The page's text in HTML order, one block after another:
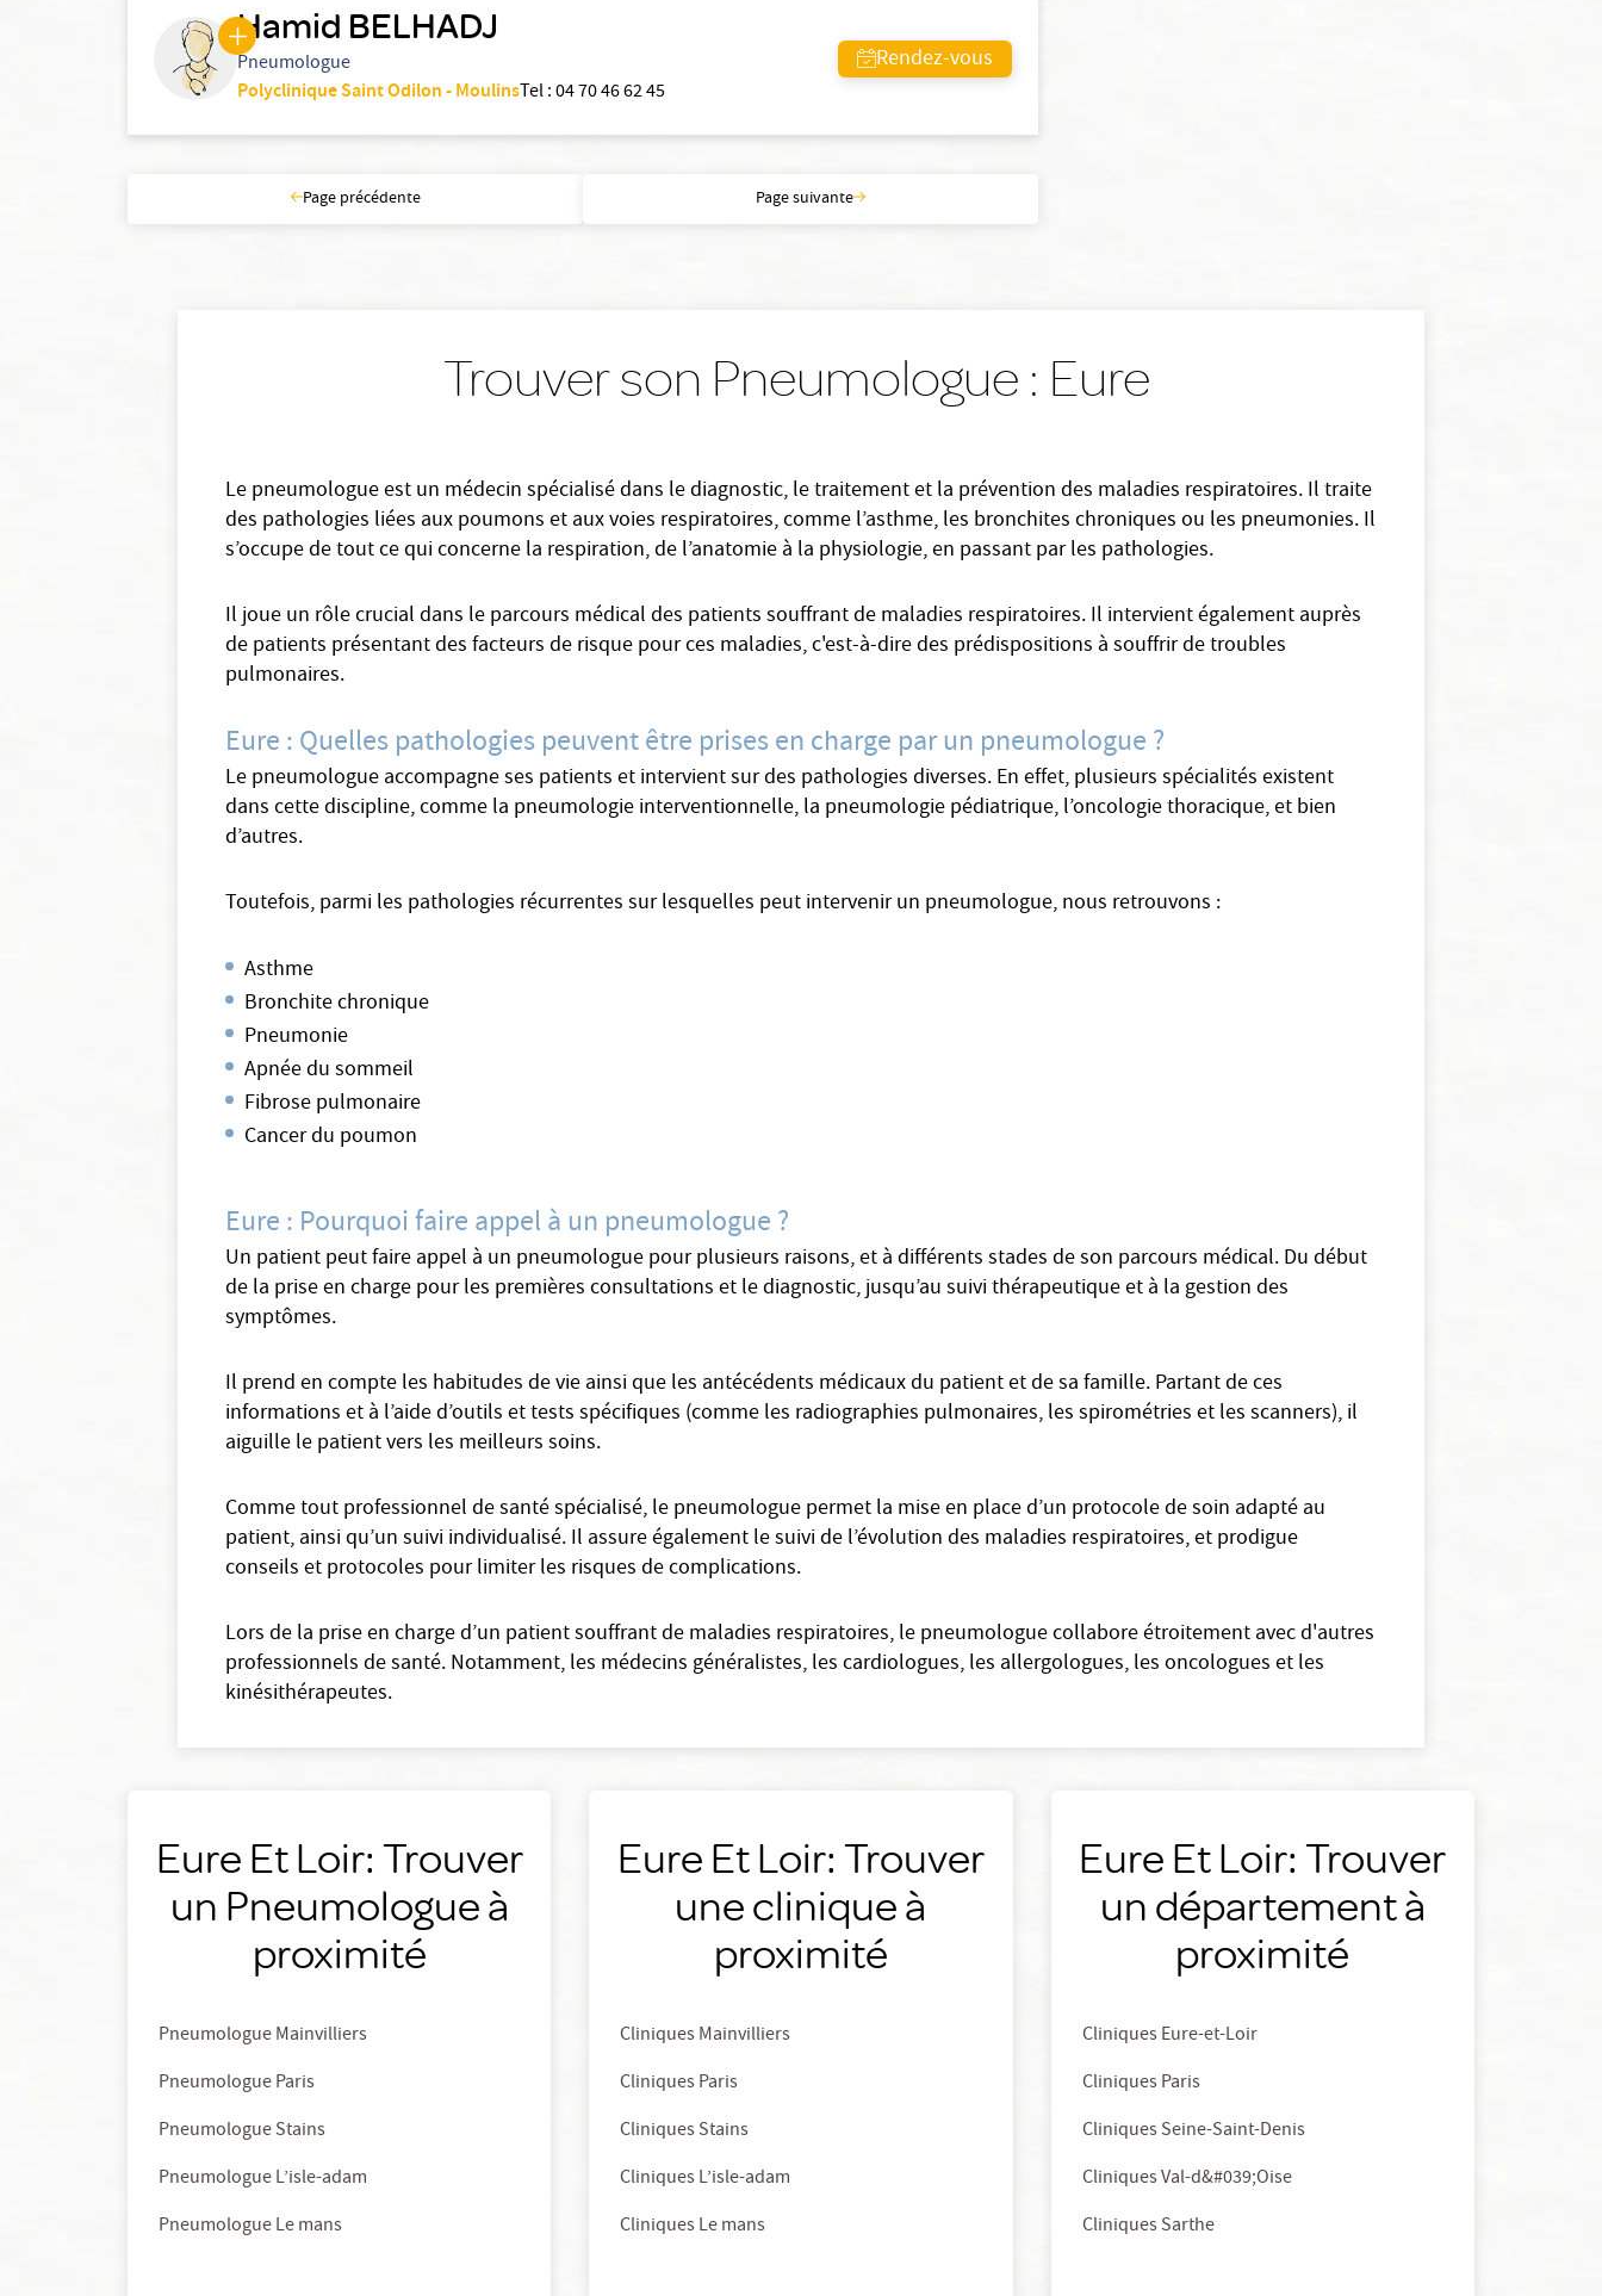
Hamid BELHADJ
Pneumologue
Polyclinique Saint Odilon - MoulinsTel:04 70 46 62 45
Rendez-vous
Page précédente Page suivante
Trouver son Pneumologue : Eure
Le pneumologue est un médecin spécialisé dans le diagnostic, le traitement et la prévention des maladies respiratoires. Il traite
des pathologies liées aux poumons et aux voies respiratoires, comme l’asthme, les bronchites chroniques ou les pneumonies. Il
s’occupe de tout ce qui concerne la respiration, de l’anatomie à la physiologie, en passant par les pathologies.
Il joue un rôle crucial dans le parcours médical des patients souffrant de maladies respiratoires. Il intervient également auprès
de patients présentant des facteurs de risque pour ces maladies, c'est-à-dire des prédispositions à souffrir de troubles
pulmonaires.
Eure : Quelles pathologies peuvent être prises en charge par un pneumologue ?
Le pneumologue accompagne ses patients et intervient sur des pathologies diverses. En effet, plusieurs spécialités existent
dans cette discipline, comme la pneumologie interventionnelle, la pneumologie pédiatrique, l’oncologie thoracique, et bien
d’autres.
Toutefois, parmi les pathologies récurrentes sur lesquelles peut intervenir un pneumologue, nous retrouvons :
Asthme
Bronchite chronique
Pneumonie
Apnée du sommeil
Fibrose pulmonaire
Cancer du poumon
Eure : Pourquoi faire appel à un pneumologue ?
Un patient peut faire appel à un pneumologue pour plusieurs raisons, et à différents stades de son parcours médical. Du début
de la prise en charge pour les premières consultations et le diagnostic, jusqu’au suivi thérapeutique et à la gestion des
symptômes.
Il prend en compte les habitudes de vie ainsi que les antécédents médicaux du patient et de sa famille. Partant de ces
informations et à l’aide d’outils et tests spécifiques (comme les radiographies pulmonaires, les spirométries et les scanners), il
aiguille le patient vers les meilleurs soins.
Comme tout professionnel de santé spécialisé, le pneumologue permet la mise en place d’un protocole de soin adapté au
patient, ainsi qu’un suivi individualisé. Il assure également le suivi de l’évolution des maladies respiratoires, et prodigue
conseils et protocoles pour limiter les risques de complications.
Lors de la prise en charge d’un patient souffrant de maladies respiratoires, le pneumologue collabore étroitement avec d'autres
professionnels de santé. Notamment, les médecins généralistes, les cardiologues, les allergologues, les oncologues et les
kinésithérapeutes.
Eure Et Loir: Trouver
un Pneumologue à
proximité
Pneumologue Mainvilliers
Pneumologue Paris
Pneumologue Stains
Pneumologue L’isle-adam
Pneumologue Le mans
Eure Et Loir: Trouver
une clinique à
proximité
Cliniques Mainvilliers
Cliniques Paris
Cliniques Stains
Cliniques L’isle-adam
Cliniques Le mans
Eure Et Loir: Trouver
un département à
proximité
Cliniques Eure-et-Loir
Cliniques Paris
Cliniques Seine-Saint-Denis
Cliniques Val-d&#039;Oise
Cliniques Sarthe